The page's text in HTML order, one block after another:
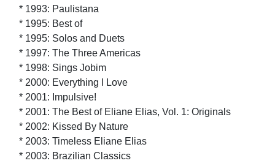
* 1993: Paulistana
* 1995: Best of
* 1995: Solos and Duets
* 1997: The Three Americas
* 1998: Sings Jobim
* 2000: Everything I Love
* 2001: Impulsive!
* 2001: The Best of Eliane Elias, Vol. 1: Originals
* 2002: Kissed By Nature
* 2003: Timeless Eliane Elias
* 2003: Brazilian Classics